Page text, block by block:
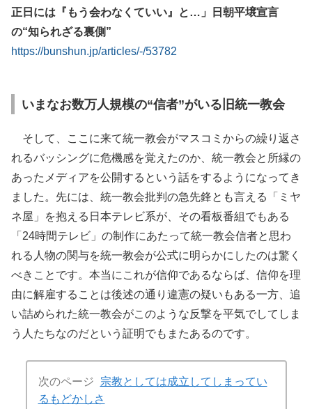
正日には『もう会わなくていい』と…」日朝平壌宣言
の“知られざる裏側”
https://bunshun.jp/articles/-/53782
いまなお数万人規模の“信者”がいる旧統一教会
そして、ここに来て統一教会がマスコミからの繰り返さ
れるバッシングに危機感を覚えたのか、統一教会と所縁の
あったメディアを公開するという話をするようになってき
ました。先には、統一教会批判の急先鋒とも言える「ミヤ
ネ屋」を抱える日本テレビ系が、その看板番組でもある
「24時間テレビ」の制作にあたって統一教会信者と思わ
れる人物の関与を統一教会が公式に明らかにしたのは驚く
べきことです。本当にこれが信仰であるならば、信仰を理
由に解雇することは後述の通り違憲の疑いもある一方、追
い詰められた統一教会がこのような反撃を平気でしてしま
う人たちなのだという証明でもまたあるのです。
次のページ
宗教としては成立してしまってい
るもどかしさ